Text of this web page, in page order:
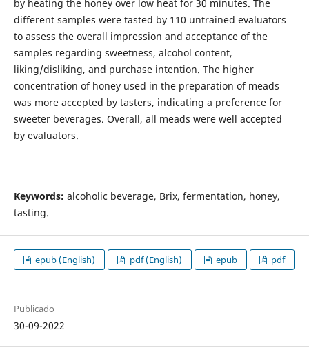
by heating the honey over low heat for 30 minutes. The
different samples were tasted by 110 untrained evaluators
to assess the overall impression and acceptance of the
samples regarding sweetness, alcohol content,
liking/disliking, and purchase intention. The higher
concentration of honey used in the preparation of meads
was more accepted by tasters, indicating a preference for
sweeter beverages. Overall, all meads were well accepted
by evaluators.
Keywords: alcoholic beverage, Brix, fermentation, honey,
tasting.
epub (English) pdf (English) epub pdf
Publicado
30-09-2022